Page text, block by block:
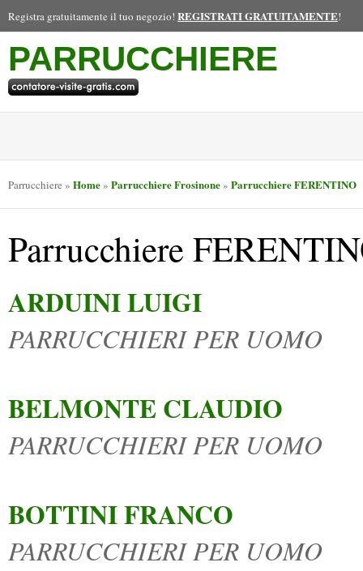
Registra gratuitamente il tuo negozio! REGISTRATI GRATUITAMENTE!
PARRUCCHIERE
Parrucchiere » Home» Parrucchiere Frosinone» Parrucchiere FERENTINO
Parrucchiere
ARDUINI LUIGI
PARRUCCHIERI PER UOMO
BELMONTE CLAUDIO
PARRUCCHIERI PER UOMO
BOTTINI FRANCO
PARRUCCHIERI PER UOMO